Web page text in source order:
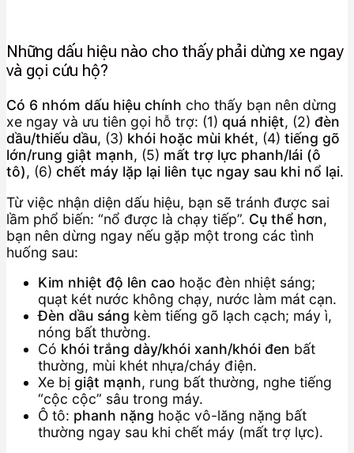
Những dấu hiệu nào cho thấy phải dừng xe ngay
và gọi cứu hộ?
Có 6 nhóm dấu hiệu chính cho thấy bạn nên dừng
xe ngay và ưu tiên gọi hỗ trợ: (1) quá nhiệt, (2) đèn
dầu/thiếu dầu, (3) khói hoặc mùi khét, (4) tiếng gõ
lớn/rung giật mạnh, (5) mất trợ lực phanh/lái (ô
tô), (6) chết máy lặp lại liên tục ngay sau khi nổ lại.
Từ việc nhận diện dấu hiệu, bạn sẽ tránh được sai
lầm phổ biến: “nổ được là chạy tiếp”. Cụ thể hơn,
bạn nên dừng ngay nếu gặp một trong các tình
huống sau:
Kim nhiệt độ lên cao hoặc đèn nhiệt sáng;
quạt két nước không chạy, nước làm mát cạn.
Đèn dầu sáng kèm tiếng gõ lạch cạch; máy ì,
nóng bất thường.
Có khói trắng dày/khói xanh/khói đen bất
thường, mùi khét nhựa/cháy điện.
Xe bị giật mạnh, rung bất thường, nghe tiếng
“cộc cộc” sâu trong máy.
Ô tô: phanh nặng hoặc vô-lăng nặng bất
thường ngay sau khi chết máy (mất trợ lực).